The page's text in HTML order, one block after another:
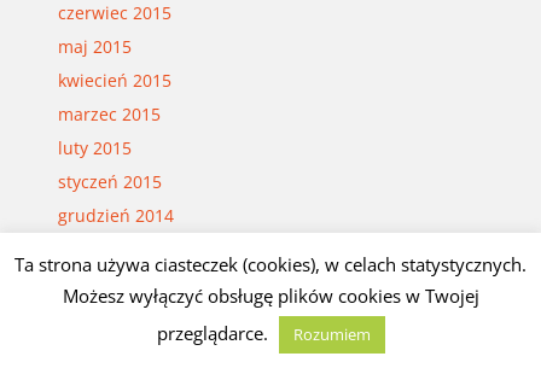
czerwiec 2015
maj 2015
kwiecień 2015
marzec 2015
luty 2015
styczeń 2015
grudzień 2014
październik 2014
sierpień 2014
Ta strona używa ciasteczek (cookies), w celach statystycznych.
Możesz wyłączyć obsługę plików cookies w Twojej
przeglądarce.
Rozumiem